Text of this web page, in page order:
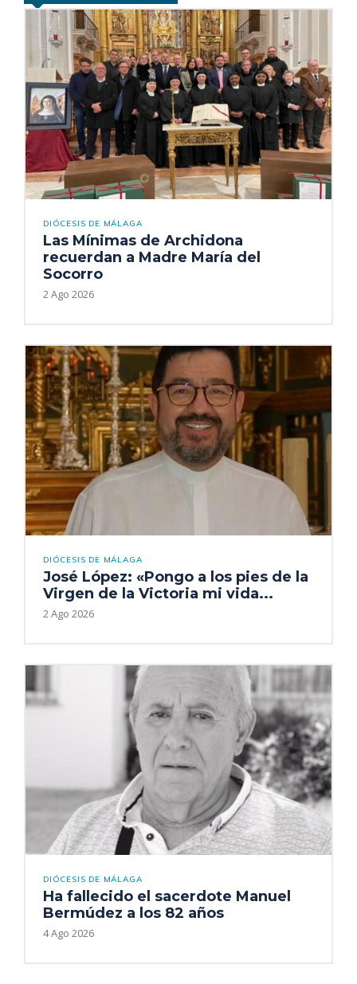
DIÓCESIS DE MÁLAGA
Las Mínimas de Archidona
recuerdan a Madre María del
Socorro
2 Ago 2026
DIÓCESIS DE MÁLAGA
José López: «Pongo a los pies de la
Virgen de la Victoria mi vida...
2 Ago 2026
DIÓCESIS DE MÁLAGA
Ha fallecido el sacerdote Manuel
Bermúdez a los 82 años
4 Ago 2026